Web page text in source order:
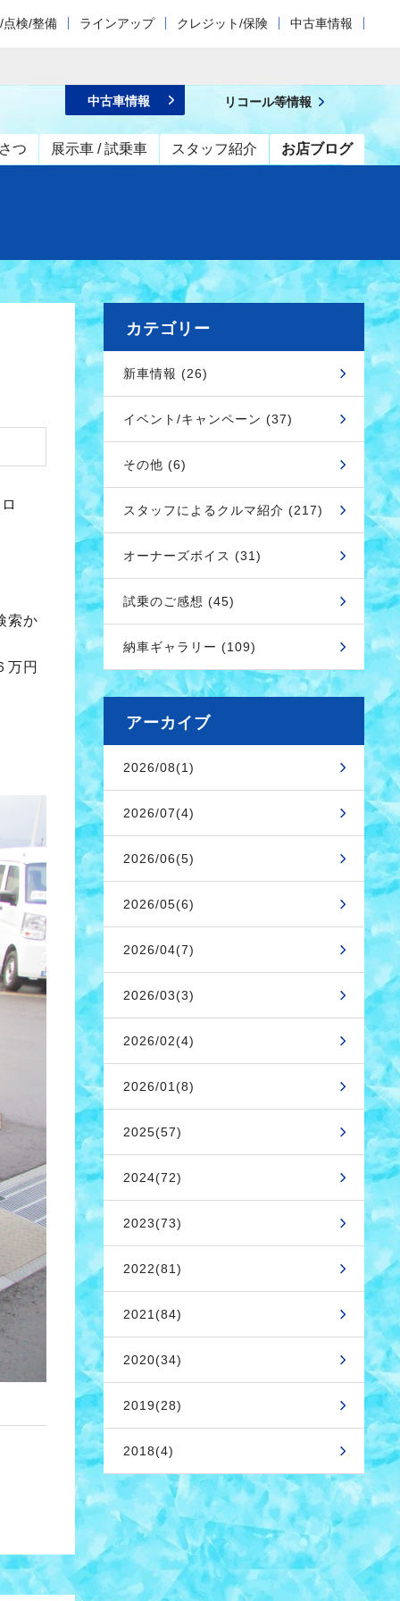
点検/整備 ラインアップ クレジット/保険 中古車情報
つ 展示車 / 試乗車 スタッフ紹介 お店ブログ
中古車情報 リコール等情報
ロ
索か
万円
カテゴリー
新車情報 (26)
イベント/キャンペーン (37)
その他 (6)
スタッフによるクルマ紹介 (217)
オーナーズボイス (31)
試乗のご感想 (45)
納車ギャラリー (109)
アーカイブ
2026/08(1)
2026/07(4)
2026/06(5)
2026/05(6)
2026/04(7)
2026/03(3)
2026/02(4)
2026/01(8)
2025(57)
2024(72)
2023(73)
2022(81)
2021(84)
2020(34)
2019(28)
2018(4)